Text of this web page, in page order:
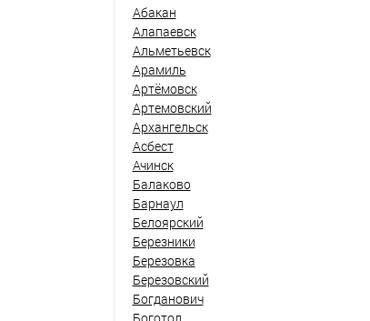
Абакан
Алапаевск
Альметьевск
Арамиль
Артёмовск
Артемовский
Архангельск
Асбест
Ачинск
Балаково
Барнаул
Белоярский
Березники
Березовка
Березовский
Богданович
Боготол